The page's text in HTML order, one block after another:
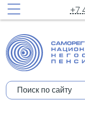
+7
рассылок
Полное имя:
Организация: